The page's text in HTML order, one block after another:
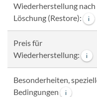
Wiederherstellung nach
Löschung (Restore):
i
Preis für
Wiederherstellung:
i
Besonderheiten,
Bedingungen
i